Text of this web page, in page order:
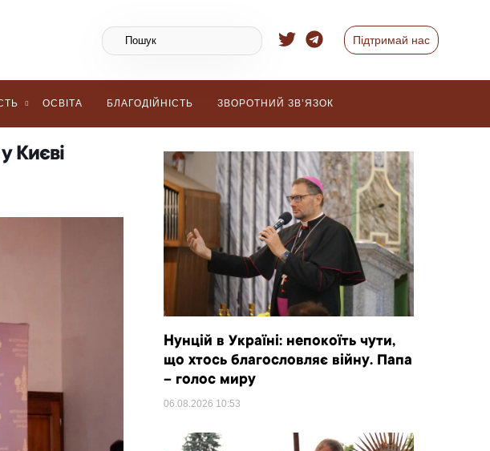
Підтримай нас
ОСВІТА БЛАГОДІЙНІСТЬ ЗВОРОТНИЙ ЗВ’ЯЗОК
Києві
Нунцій в Україні: непокоїть чути,
що хтось благословляє війну. Папа
– голос миру
06.08.2026 10:53